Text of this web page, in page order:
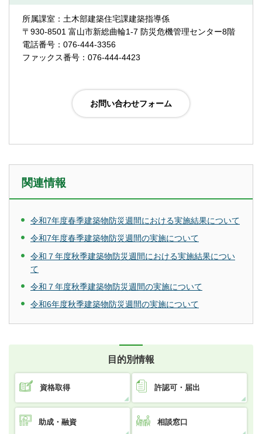
所属課室：土木部建築住宅課建築指導係
〒930-8501 富山市新総曲輪1-7 防災危機管理センター8階
電話番号：076-444-3356
ファックス番号：076-444-4423
関連情報
令和7年度春季建築物防災週間における実施結果について
令和7年度春季建築物防災週間の実施について
令和７年度秋季建築物防災週間における実施結果につい
て
令和７年度秋季建築物防災週間の実施について
令和6年度秋季建築物防災週間の実施について
目的別情報
資格取得 許認可・届出
助成・融資 相談窓口